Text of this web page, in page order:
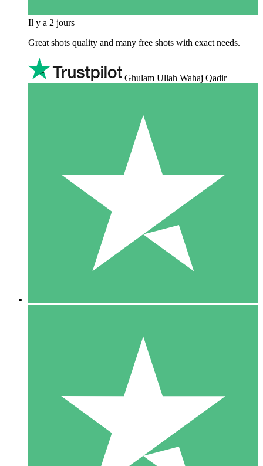
Il y a 2 jours
Great shots quality and many free shots with exact needs.
Ghulam Ullah Wahaj Qadir